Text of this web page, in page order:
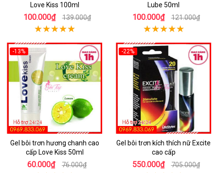
Love Kiss 100ml
100.000₫ 139.000₫
Lube 50ml
100.000₫ 121.000₫
-13%
Gel bôi trơn hương chanh cao
cấp Love Kiss 50ml
60.000₫ 76.000₫
-22%
Gel bôi trơn kích thích nữ Excite
cao cấp
550.000₫ 705.000₫